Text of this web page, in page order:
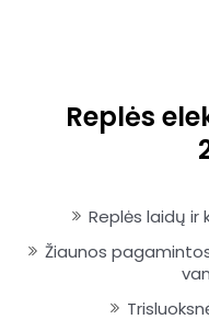
Replės
Replės laidų ir
Žiaunos